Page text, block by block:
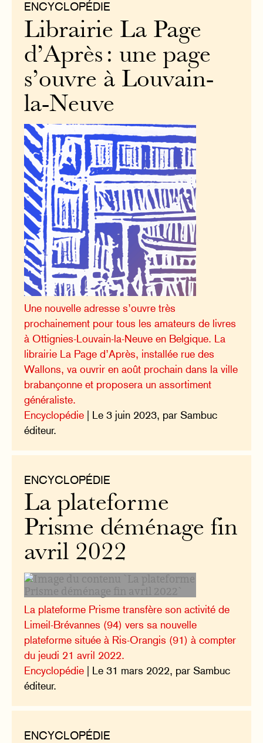
ENCYCLOPÉDIE
Librairie La Page
d’Après : une page
s’ouvre à Louvain-
la-Neuve
Une nouvelle adresse s’ouvre très
prochainement pour tous les amateurs de livres
à Ottignies-Louvain-la-Neuve en Belgique. La
librairie La Page d’Après, installée rue des
Wallons, va ouvrir en août prochain dans la ville
brabançonne et proposera un assortiment
généraliste.
Encyclopédie | Le 3 juin 2023, par Sambuc
éditeur.
ENCYCLOPÉDIE
La plateforme
Prisme déménage fin
avril 2022
La plateforme Prisme transfère son activité de
Limeil-Brévannes (94) vers sa nouvelle
plateforme située à Ris-Orangis (91) à compter
du jeudi 21 avril 2022.
Encyclopédie | Le 31 mars 2022, par Sambuc
éditeur.
ENCYCLOPÉDIE